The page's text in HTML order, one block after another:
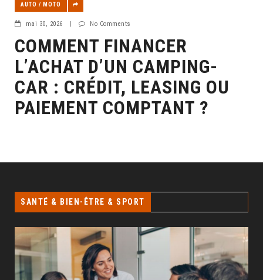
AUTO / MOTO
mai 30, 2026 | No Comments
COMMENT FINANCER
L’ACHAT D’UN CAMPING-
CAR : CRÉDIT, LEASING OU
PAIEMENT COMPTANT ?
SANTÉ & BIEN-ÊTRE & SPORT